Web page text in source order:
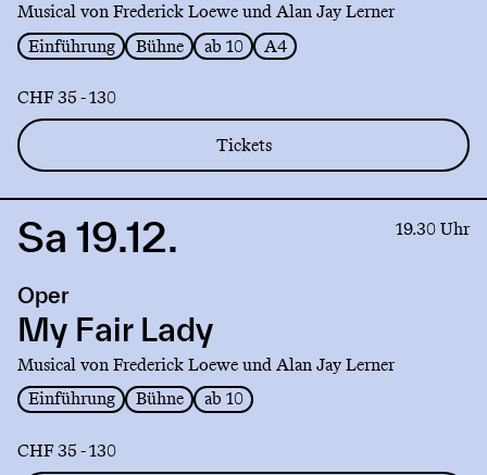
Musical von Frederick Loewe und Alan Jay Lerner
Einführung
Bühne ab 10 A4
CHF 35 - 130
Tickets
Link
My
Fair
Lady
Sa 19.12. 19.30 Uhr
Oper
My Fair Lady
Musical von Frederick Loewe und Alan Jay Lerner
Einführung
Bühne ab 10
CHF 35 - 130